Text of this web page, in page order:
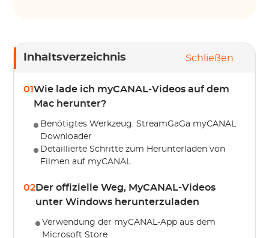
Inhaltsverzeichnis Schließen
01Wie lade ich myCANAL-Videos auf dem
Mac herunter?
Benötigtes Werkzeug: StreamGaGa myCANAL
Downloader
Detaillierte Schritte zum Herunterladen von
Filmen auf myCANAL
02Der offizielle Weg, MyCANAL-Videos
unter Windows herunterzuladen
Verwendung der myCANAL-App aus dem
Microsoft Store